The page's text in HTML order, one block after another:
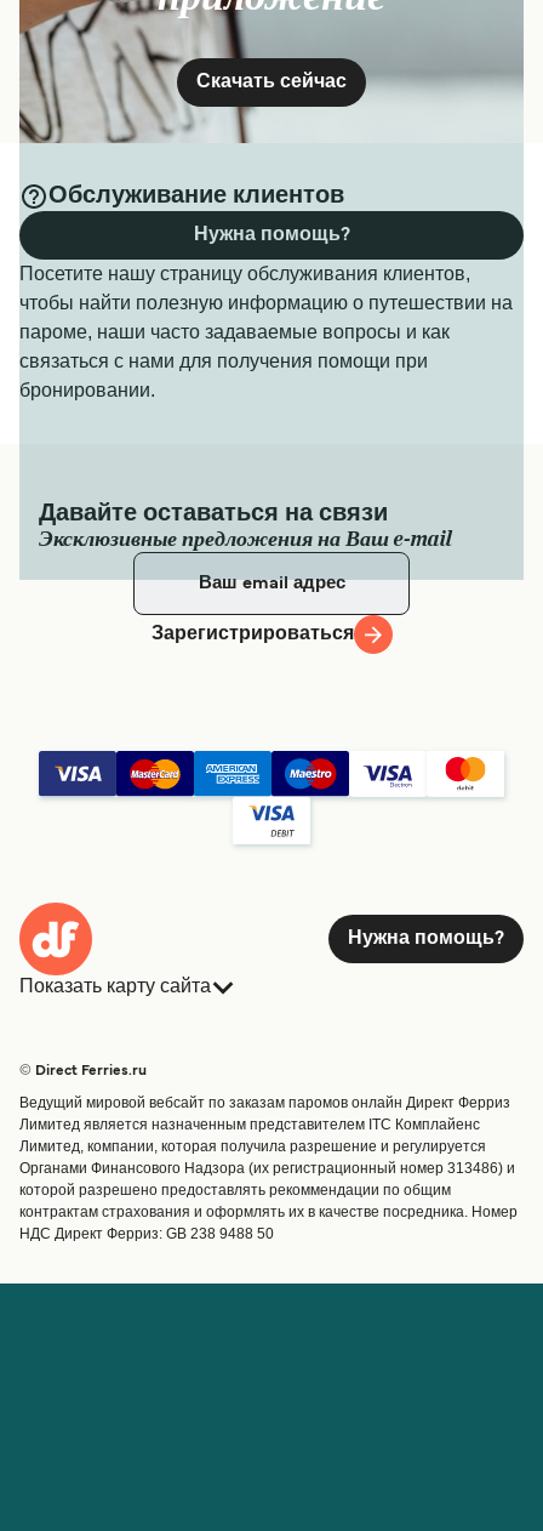
Скачать сейчас
Обслуживание клиентов
Посетите нашу страницу обслуживания клиентов,
чтобы найти полезную информацию о путешествии на
пароме, наши часто задаваемые вопросы и как
связаться с нами для получения помощи при
бронировании.
Нужна помощь?
Давайте оставаться на связи
Эксклюзивные предложения на Ваш e-mail
Зарегистрироваться
Нужна помощь?
Показать карту сайта
Страны
Обслуживание клиентов
Операторы
Маршруты и порты
Special Offers
Предлагает
Паромные билеты
Грузоперевозки
© Direct Ferries.ru
Ведущий мировой вебсайт по заказам паромов онлайн Директ Ферриз
Лимитед является назначенным представителем ITC Комплайенс
Лимитед, компании, которая получила разрешение и регулируется
Органами Финансового Надзора (их регистрационный номер 313486) и
которой разрешено предоставлять рекоммендации по общим
контрактам страхования и оформлять их в качестве посредника. Номер
НДС Директ Ферриз: GB 238 9488 50